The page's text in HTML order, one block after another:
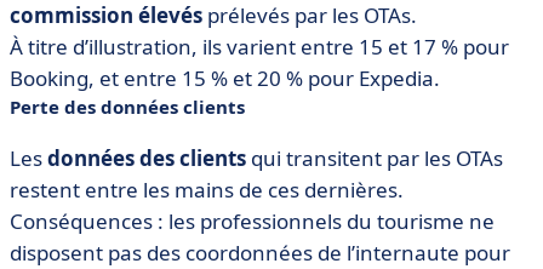
commission élevés prélevés par les OTAs.
À titre d’illustration, ils varient entre 15 et 17 % pour
Booking, et entre 15 % et 20 % pour Expedia.
Perte des données clients
Lesdonnées des clients qui transitent par les OTAs
restent entre les mains de ces dernières.
Conséquences : les professionnels du tourisme ne
disposent pas des coordonnées de l’internaute pour